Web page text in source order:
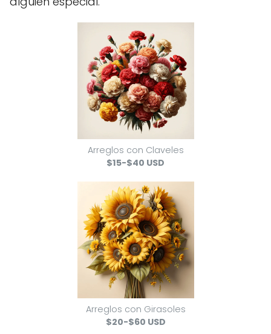
Arreglos con Claveles
$15-$40 USD
Arreglos con Girasoles
$20-$60 USD